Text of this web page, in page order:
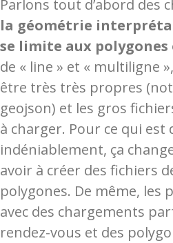
Parlons tout d’abord des
la géométrie
se limite aux
de « line » et « multiligne
être très très propres
geojson) et les gros
à charger. Pour ce qui est
indéniablement, ça
avoir à créer des fichiers
polygones. De même, les
avec des chargements
rendez-vous et des